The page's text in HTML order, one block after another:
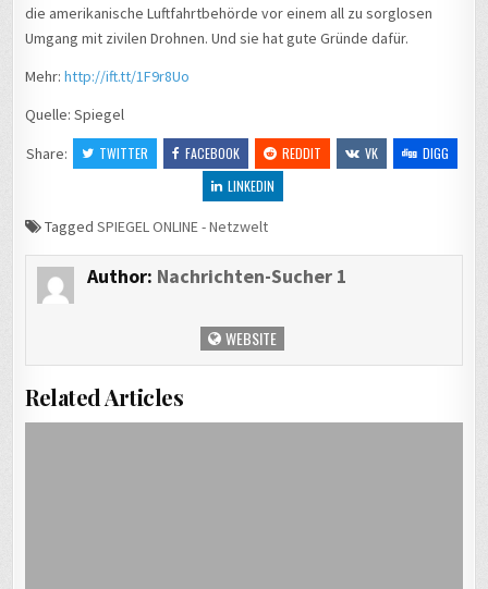
die amerikanische Luftfahrtbehörde vor einem all zu sorglosen
Umgang mit zivilen Drohnen. Und sie hat gute Gründe dafür.
Mehr:http://ift.tt/1F9r8Uo
Quelle: Spiegel
Share:
TWITTER FACEBOOK REDDIT VK
DIGG
LINKEDIN
TaggedSPIEGEL ONLINE - Netzwelt
Author: Nachrichten-Sucher 1
WEBSITE
Related Articles